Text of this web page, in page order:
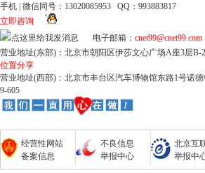
手机 | 微信同号：13020085953 QQ：993883817
立即咨询
电子邮箱： cnet99@cnet99.com
营业地址(东部)：北京市朝阳区伊莎文心广场A座3层B-
位置分享
营业地址(西部)：北京市丰台区汽车博物馆东路1号诺
9-605
经营性网站
备案信息
不良信息
举报中心
北京互
举报中